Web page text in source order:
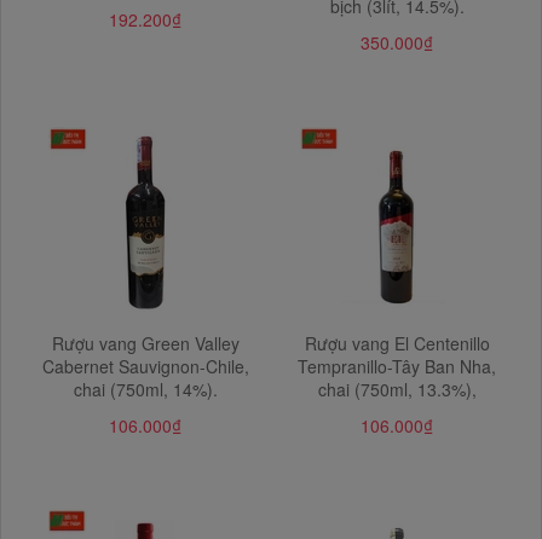
192.200₫
bịch (3lít, 14.5%).
350.000₫
Rượu vang Green Valley
Cabernet Sauvignon-Chile,
chai (750ml, 14%).
106.000₫
Rượu vang El Centenillo
Tempranillo-Tây Ban Nha,
chai (750ml, 13.3%),
106.000₫